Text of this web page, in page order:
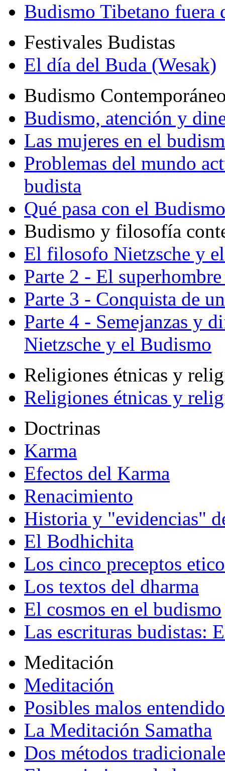
Budismo Tibetano fuera
Festivales Budistas
El día del Buda (Wesak)
Budismo
Budismo, atención y
Las mujeres en el
Problemas del mundo
budista
Qué pasa con el
Budismo y filosofía
El filosofo Nietzsche y
Parte 2 - El
Parte 3 - Conquista de
Parte 4 - Semejanzas y
Nietzsche y el Budismo
Religiones étnicas y
Religiones étnicas y
Doctrinas
Karma
Efectos del Karma
Renacimiento
Historia y "evidencias"
El Bodhichita
Los cinco preceptos
Los textos del dharma
El cosmos en el budismo
Las escrituras budistas:
Meditación
Meditación
Posibles malos
La Meditación Samatha
Dos métodos